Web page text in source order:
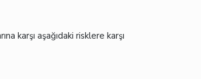
karşı aşağıdaki risklere karşı